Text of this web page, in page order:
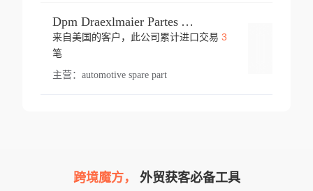
Dpm Draexlmaier Partes Automotrices Corr Ind Huejotzingo
来自美国的客户，此公司累计进口交易 3
笔
主营： automotive spare part
跨境魔方， 外贸获客必备工具